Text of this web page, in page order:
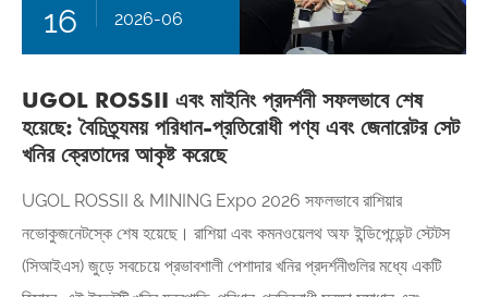
16 2026-06
UGOL ROSSII এবং মাইনিং প্রদর্শনী সফলভাবে শেষ
হয়েছে: বৈচিত্র্যময় পরিধান-প্রতিরোধী পণ্য এবং জেনারেটর সেট
খনির ক্রেতাদের আকৃষ্ট করেছে
UGOL ROSSII & MINING Expo 2026 সফলভাবে রাশিয়ার
নভোকুজনেটস্কে শেষ হয়েছে। রাশিয়া এবং কমনওয়েলথ অফ ইন্ডিপেন্ডেন্ট স্টেটস
(সিআইএস) জুড়ে সবচেয়ে প্রভাবশালী পেশাদার খনির প্রদর্শনীগুলির মধ্যে একটি